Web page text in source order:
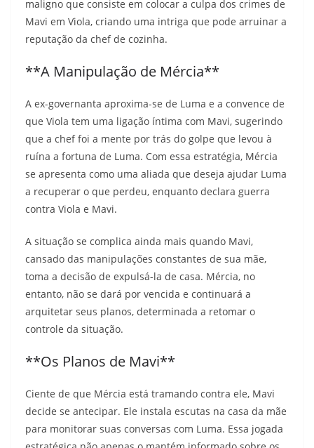
maligno que consiste em colocar a culpa dos crimes de
Mavi em Viola, criando uma intriga que pode arruinar a
reputação da chef de cozinha.
**A Manipulação de Mércia**
A ex-governanta aproxima-se de Luma e a convence de
que Viola tem uma ligação íntima com Mavi, sugerindo
que a chef foi a mente por trás do golpe que levou à
ruína a fortuna de Luma. Com essa estratégia, Mércia
se apresenta como uma aliada que deseja ajudar Luma
a recuperar o que perdeu, enquanto declara guerra
contra Viola e Mavi.
A situação se complica ainda mais quando Mavi,
cansado das manipulações constantes de sua mãe,
toma a decisão de expulsá-la de casa. Mércia, no
entanto, não se dará por vencida e continuará a
arquitetar seus planos, determinada a retomar o
controle da situação.
**Os Planos de Mavi**
Ciente de que Mércia está tramando contra ele, Mavi
decide se antecipar. Ele instala escutas na casa da mãe
para monitorar suas conversas com Luma. Essa jogada